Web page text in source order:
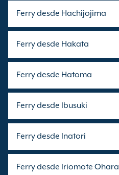
Ferry desde Hachijojima
Ferry desde Hakata
Ferry desde Hatoma
Ferry desde Ibusuki
Ferry desde Inatori
Ferry desde Iriomote Ohara